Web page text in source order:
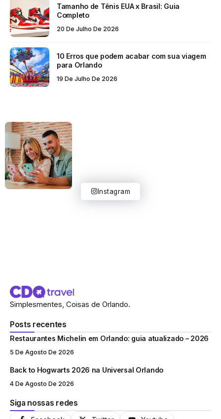
Tamanho de Tênis EUA x Brasil: Guia
Completo
20 De Julho De 2026
10 Erros que podem acabar com sua viagem
para Orlando
19 De Julho De 2026
Instagram
Simplesmentes, Coisas de Orlando.
Posts recentes
Restaurantes Michelin em Orlando: guia atualizado – 2026
5 De Agosto De 2026
Back to Hogwarts 2026 na Universal Orlando
4 De Agosto De 2026
Siga nossas redes